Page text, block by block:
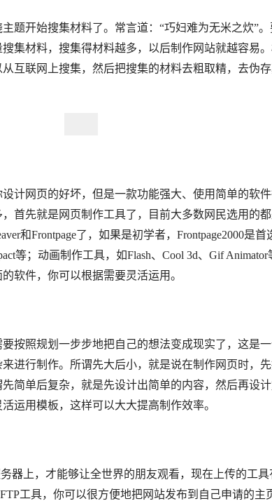
开始搜集材料了。常言道：“巧妇难为无米之炊”。
集材料，搜集得材料越多，以后制作网站就越容易
互联网上搜集，然后把搜集的材料去粗取精，去伪
网页的好坏，但是一款功能强大、使用简单的软
首先就是网页制作工具了，目前大多数网民选用的
和Frontpage了，如果是初学者，Frontpage2000是
等；动画制作工具，如Flash、Cool 3d、Gif
软件，你可以根据需要灵活运用。
照规划一步步地把自己的想法变成现实了，这是一
进行制作。所谓先大后小，就是说在制作网页时，
简单后复杂，就是先设计出简单的内容，然后再设
运用模板，这样可以大大提高制作效率。
上，才能够让全世界的朋友观看，现在上传的工具
工具，你可以很方便地把网站发布到自己申请的主